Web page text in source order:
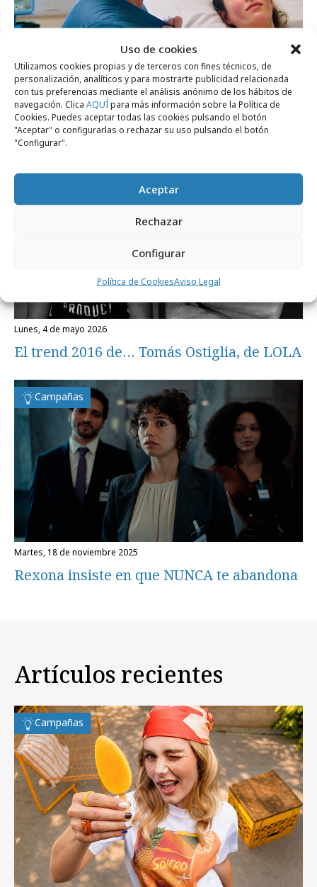
Uso de cookies
Utilizamos cookies propias y de terceros con fines técnicos, de
personalización, analíticos y para mostrarte publicidad relacionada
con tus preferencias mediante el análisis anónimo de los hábitos de
navegación. Clica AQUÍpara más información sobre la Política de
Cookies. Puedes aceptar todas las cookies pulsando el botón
"Aceptar" o configurarlas o rechazar su uso pulsando el botón
"Configurar".
Aceptar
Rechazar
Configurar
Política de CookiesAviso Legal
viernes, 19 de junio 2026
AXE sigue apostando por el humor
surrealista con "Birth"
Profesionales
lunes, 4 de mayo 2026
El trend 2016 de… Tomás Ostiglia, de LOLA
Campañas
martes, 18 de noviembre 2025
Rexona insiste en que NUNCA te abandona
Artículos recientes
Campañas